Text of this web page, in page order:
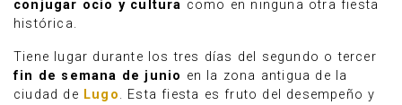
conjugar ocio y cultura como en ninguna otra fiesta
histórica.
Tiene lugar durante los tres días del segundo o tercer
fin de semana de junio en la zona antigua de la
ciudad de Lugo. Esta fiesta es fruto del desempeño y